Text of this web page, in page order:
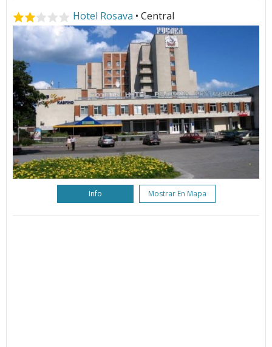
Hotel Rosava • Central
Info Mostrar En Mapa